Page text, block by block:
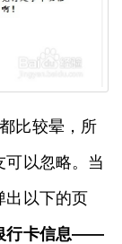
比较晕，所
可以忽略。当
出以下的页
行卡信息——